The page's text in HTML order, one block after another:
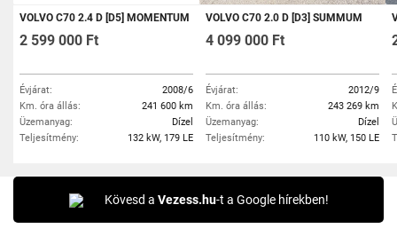
VOLVO C70 2.4 D [D5] MOMENTUM
2 599 000 Ft
Évjárat:
2008/6
Km. óra állás:
241 600 km
Üzemanyag:
Dízel
Teljesítmény:
132 kW, 179 LE
VOLVO C70 2.0 D [D3] SUMMUM
4 099 000 Ft
Évjárat:
2012/9
Km. óra állás:
243 269 km
Üzemanyag:
Dízel
Teljesítmény:
110 kW, 150 LE
Kövesd a Vezess.hu-t a Google hírekben!